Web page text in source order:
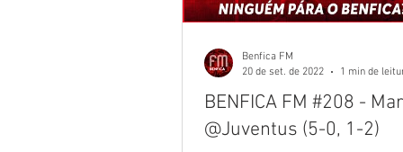
Túnel da Luz Mística
BENFICA FM #208 -
@Juventus (5-0, 1-2)
Benfica FM
20 de set. de 2022
1 min de